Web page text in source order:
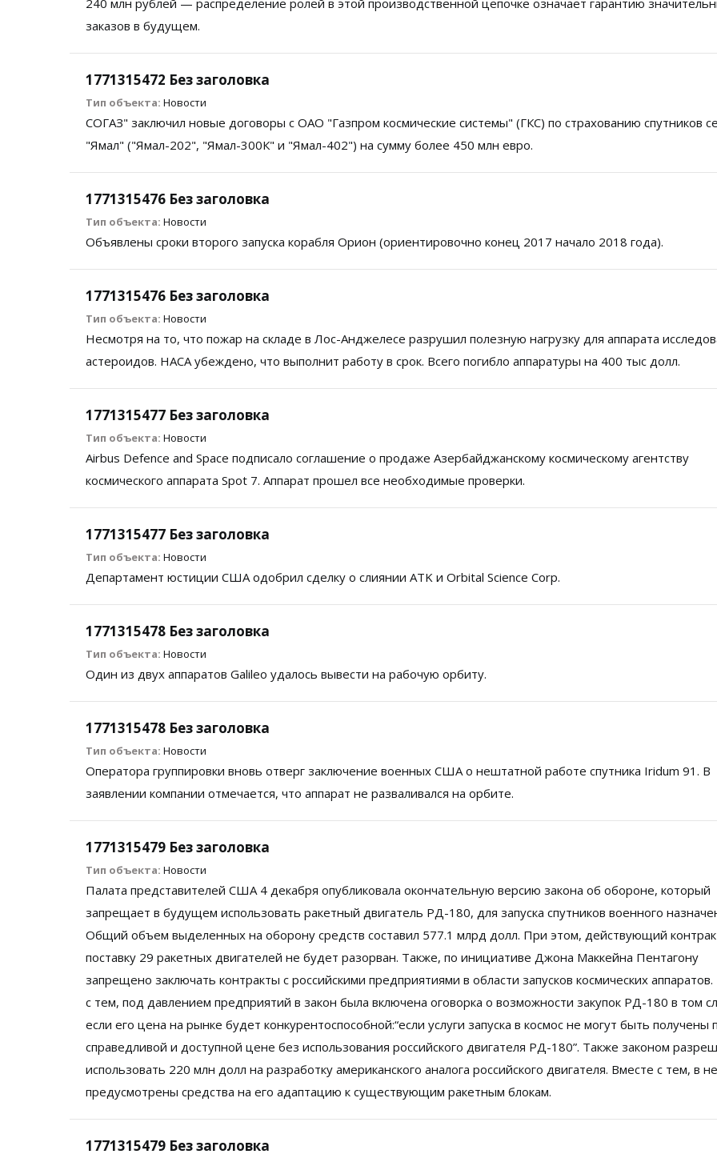
240 млн рублей — распределение ролей в этой производственной цепочке означает гарантию
заказов в будущем.
1771315472 Без заголовка
Тип объекта: Новости
СОГАЗ" заключил новые договоры с ОАО "Газпром космические системы" (ГКС) по страхованию спутников
"Ямал" ("Ямал-202", "Ямал-300К" и "Ямал-402") на сумму более 450 млн евро.
1771315476 Без заголовка
Тип объекта: Новости
Объявлены сроки второго запуска корабля Орион (ориентировочно конец 2017 начало 2018 года).
1771315476 Без заголовка
Тип объекта: Новости
Несмотря на то, что пожар на складе в Лос-Анджелесе разрушил полезную нагрузку для аппарата
астероидов. НАСА убеждено, что выполнит работу в срок. Всего погибло аппаратуры на 400 тыс долл.
1771315477 Без заголовка
Тип объекта: Новости
Airbus Defence and Space подписало соглашение о продаже Азербайджанскому космическому агентству
космического аппарата Spot 7. Аппарат прошел все необходимые проверки.
1771315477 Без заголовка
Тип объекта: Новости
Департамент юстиции США одобрил сделку о слиянии ATK и Orbital Science Corp.
1771315478 Без заголовка
Тип объекта: Новости
Один из двух аппаратов Galileo удалось вывести на рабочую орбиту.
1771315478 Без заголовка
Тип объекта: Новости
Оператора группировки вновь отверг заключение военных США о нештатной работе спутника Iridum 91. В
заявлении компании отмечается, что аппарат не разваливался на орбите.
1771315479 Без заголовка
Тип объекта: Новости
Палата представителей США 4 декабря опубликовала окончательную версию закона об обороне, который
запрещает в будущем использовать ракетный двигатель РД-180, для запуска спутников военного
Общий объем выделенных на оборону средств составил 577.1 млрд долл. При этом, действующий
поставку 29 ракетных двигателей не будет разорван. Также, по инициативе Джона Маккейна Пентагону
запрещено заключать контракты с российскими предприятиями в области запусков космических
с тем, под давлением предприятий в закон была включена оговорка о возможности закупок РД-180 в том
если его цена на рынке будет конкурентоспособной:“если услуги запуска в космос не могут быть получены
справедливой и доступной цене без использования российского двигателя РД-180”. Также законом
использовать 220 млн долл на разработку американского аналога российского двигателя. Вместе с тем, в
предусмотрены средства на его адаптацию к существующим ракетным блокам.
1771315479 Без заголовка